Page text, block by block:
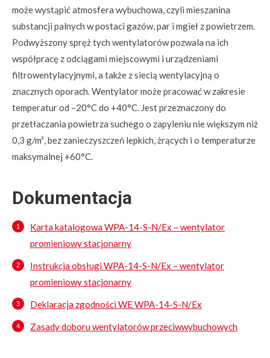
może wystąpić atmosfera wybuchowa, czyli mieszanina
substancji palnych w postaci gazów, par i mgieł z powietrzem.
Podwyższony spręż tych wentylatorów pozwala na ich
współpracę z odciągami miejscowymi i urządzeniami
filtrowentylacyjnymi, a także z siecią wentylacyjną o
znacznych oporach. Wentylator może pracować w zakresie
temperatur od –20°C do +40°C. Jest przeznaczony do
przetłaczania powietrza suchego o zapyleniu nie większym niż
0,3 g/m³, bez zanieczyszczeń lepkich, żrących i o temperaturze
maksymalnej +60°C.
Dokumentacja
Karta katalogowa WPA-14-S-N/Ex – wentylator
promieniowy stacjonarny
Instrukcja obsługi WPA-14-S-N/Ex – wentylator
promieniowy stacjonarny
Deklaracja zgodności WE WPA-14-S-N/Ex
Zasady doboru wentylatorów przeciwwybuchowych